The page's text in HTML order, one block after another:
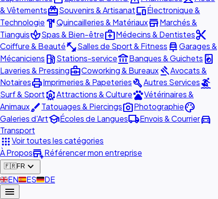
& VêtementsredeemSouvenirs & ArtisanatdevicesÉlectronique &
Technologie hardwareQuincailleries & MatériauxstoreMarchés &
TianguisspaSpas & Bien-êtremedical_servicesMédecins & Dentistescontent_cut
Coiffure & Beautéfitness_centerSalles de Sport & Fitness car_repairGarages &
Mécaniciens local_gas_stationStations-serviceaccount_balanceBanques & Guichets local_laundry_service
Laveries & Pressingbusiness_centerCoworking & BureauxgavelAvocats &
NotairesprintImprimeries & PapeteriesbuildAutres Servicessurfing
Surf & SportattractionsAttractions & CulturepetsVétérinaires &
AnimauxbrushTatouages & Piercingsphoto_cameraPhotographiepalette
Galeries d'ArtschoolÉcoles de Langueslocal_shippingEnvois & Courrierdirections_car
Transport
appsVoir toutes les catégories
À Proposadd_businessRéférencer mon entreprise
🇫🇷FR expand_more
🇬🇧EN🇪🇸ES🇩🇪DE
menu